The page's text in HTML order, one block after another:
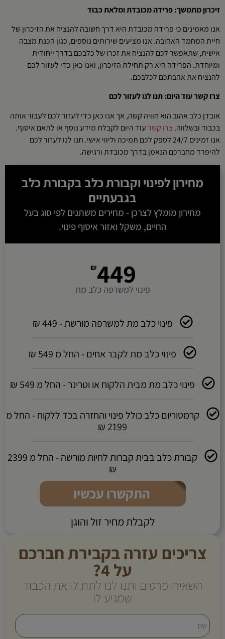
זיכרון מתמשך: פרידה מכובדת ומלאת כבוד
אנו מאמינים כי פרידה מכובדת היא דרך חשובה להנציח את הזיכרון של
חיית המחמד האהובה. אנו מציעים שירותים נוספים, כגון הכנת מצבה
אישית, שתאפשר לכם להנציח את זכרו של כלבכם בדרך ייחודית
ומיוחדת. הפרידה היא רק תחילת הזיכרון, ואנו כאן כדי לעזור לכם
להנציח את אהבתכם לכלבכם.
צרו קשר עוד היום: תנו לנו לעזור לכם
אובדן כלב אהוב הוא חוויה קשה, אך אנו כאן כדי לעזור לכם לעבור אותה
בכבוד ובשלווה. צרו קשרעוד היום לקבלת מידע נוסף או לתאם איסוף.
אנו זמינים 24/7 לספק לכם תמיכה וליווי אישי. תנו לנו לעזור לכם
להיפרד מחברכם הנאמן בדרך מכובדת ורגישה.
מחירון לפינוי וקבורת כלב בקבורת כלב
בגבעתיים
מחירון מומלץ לצרכן - מחירים משתנים לפי סוג בעל
החיים, משקל ואזור איסוף פינוי.
₪449
פינוי למשרפה כלב מת
פינוי כלב מת למשרפה מורשת - 449 ₪
פינוי כלב מת לקבר אחים - החל מ 549 ₪
פינוי כלב מת מבית הלקוח או וטרינר - החל מ 549 ₪
קרמטוריום כלב כולל פינוי והחזרה בכד ללקוח - החל מ
2199 ₪
קבורת כלב בבית קברות לחיות מורשה - החל מ 2399
₪
התקשרו עכשיו
לקבלת מחיר זול והוגן
צריכים עזרה בקבירת חברכם
על 4?
השאירו פרטים ותנו לנו לתת לו את הכבוד
שמגיע לו